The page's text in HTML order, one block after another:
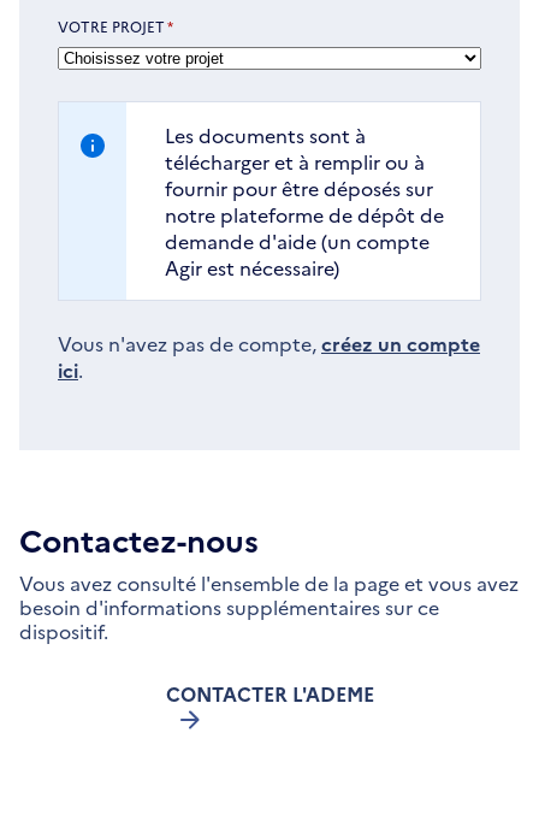
VOTRE PROJET*
Les documents sont à
télécharger et à remplir ou à
fournir pour être déposés sur
notre plateforme de dépôt de
demande d'aide (un compte
Agir est nécessaire)
Vous n'avez pas de compte,créez un compte
ici.
Contactez-nous
Vous avez consulté l'ensemble de la page et vous avez
besoin d'informations supplémentaires sur ce
dispositif.
CONTACTER L'ADEME